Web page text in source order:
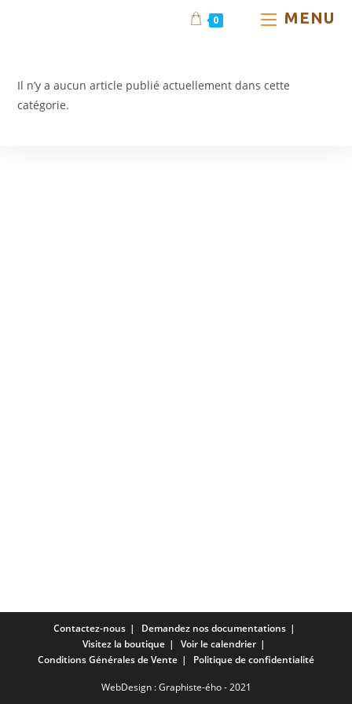
0 MENU
Il n’y a aucun article publié actuellement dans cette
catégorie.
Contactez-nous
Demandez nos documentations
Visitez la boutique
Voir le calendrier
Conditions Générales de Vente
Politique de confidentialité
WebDesign :Graphiste-ého- 2021